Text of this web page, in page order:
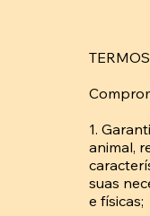
1.
animal,
suas
e físicas;